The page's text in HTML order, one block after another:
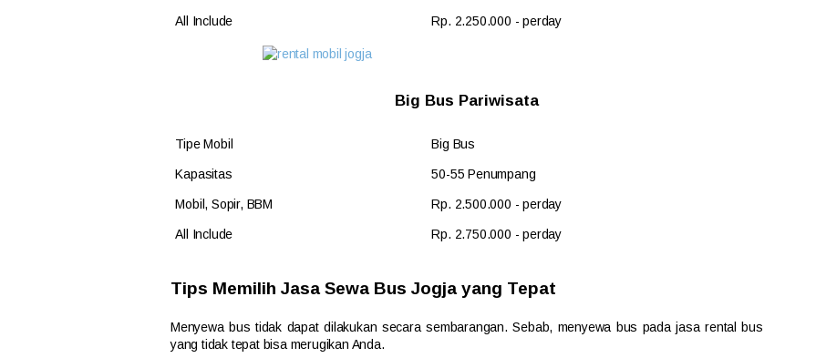
All Include Rp. 2.250.000 - perday
Big Bus Pariwisata
Tipe Mobil Big Bus
Kapasitas 50-55 Penumpang
Mobil, Sopir, BBM Rp. 2.500.000 - perday
All Include Rp. 2.750.000 - perday
Tips Memilih Jasa Sewa Bus Jogja yang Tepat
Menyewa bus tidak dapat dilakukan secara sembarangan. Sebab, menyewa bus pada jasa rental bus
yang tidak tepat bisa merugikan Anda.